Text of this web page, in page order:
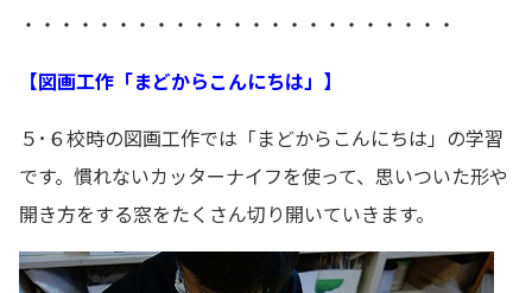
・・・・・・・・・・・・・・・・・・・・・・・
【図画工作「まどからこんにちは」】
５･６校時の図画工作では「まどからこんにちは」の学習
です。慣れないカッターナイフを使って、思いついた形や
開き方をする窓をたくさん切り開いていきます。